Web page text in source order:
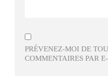
PRÉVENEZ-MOI DE
COMMENTAIRES PAR